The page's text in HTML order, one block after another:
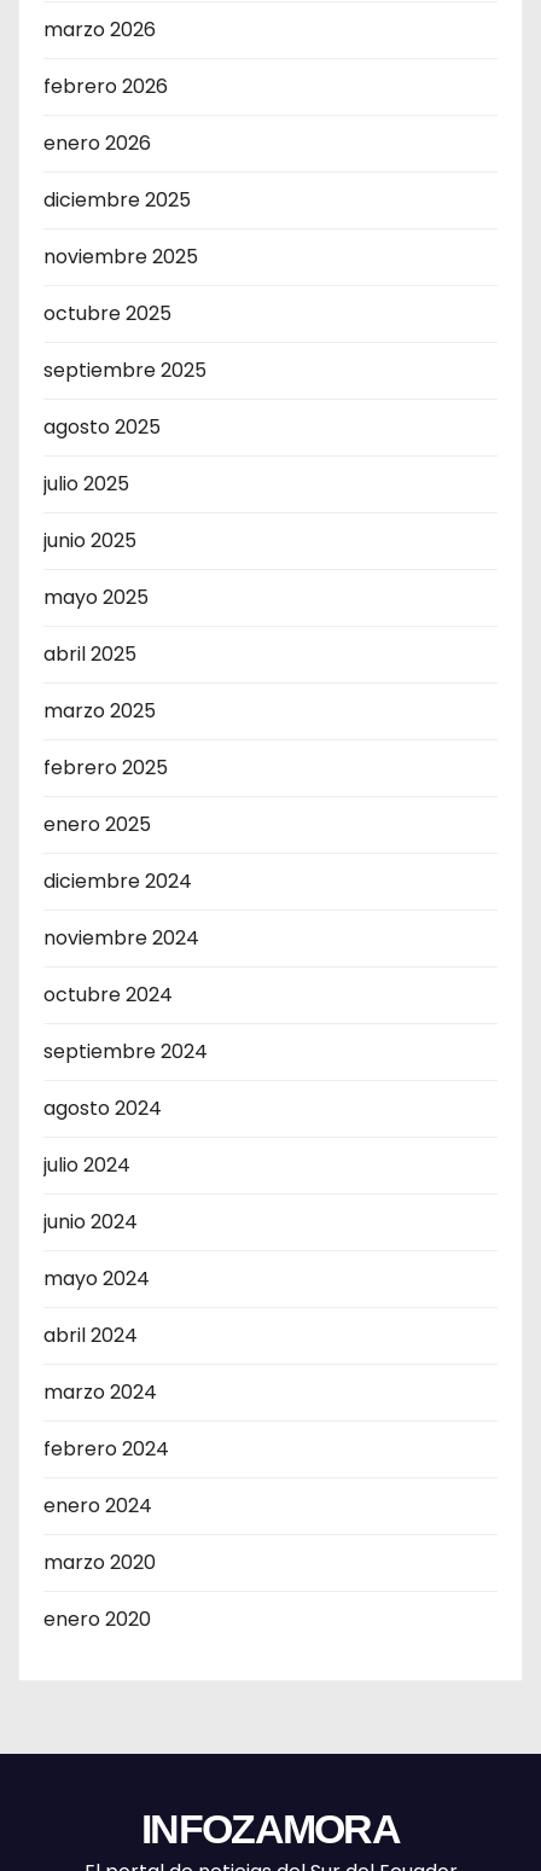
marzo 2026
febrero 2026
enero 2026
diciembre 2025
noviembre 2025
octubre 2025
septiembre 2025
agosto 2025
julio 2025
junio 2025
mayo 2025
abril 2025
marzo 2025
febrero 2025
enero 2025
diciembre 2024
noviembre 2024
octubre 2024
septiembre 2024
agosto 2024
julio 2024
junio 2024
mayo 2024
abril 2024
marzo 2024
febrero 2024
enero 2024
marzo 2020
enero 2020
INFOZAMORA